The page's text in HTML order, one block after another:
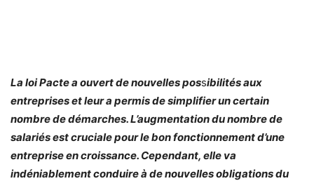
La loi Pacte a ouvert de nouvelles possibilités aux
entreprises et leur a permis de simplifier un certain
nombre de démarches.L’augmentation du nombre de
salariés est cruciale pour le bon fonctionnement d’une
entreprise en croissance. Cependant, elle va
indéniablement conduire à de nouvelles obligations du